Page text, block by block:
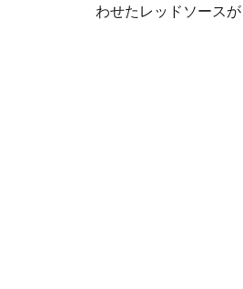
わせたレッドソース